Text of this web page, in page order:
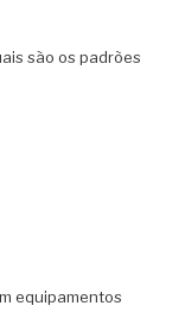
são os padrões
equipamentos